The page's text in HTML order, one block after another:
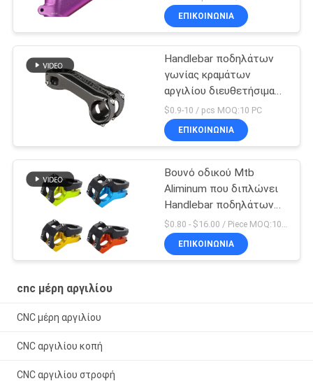
μετωπών
ΕΠΙΚΟΙΝΩΝΊΑ
Handlebar ποδηλάτων
γωνίας κραμάτων
αργιλίου διευθετήσιμα
μέρη ανακύκλωσης
ποδηλάτων μίσχων
$0.9-10 / pcs MOQ:10 PC
ΕΠΙΚΟΙΝΩΝΊΑ
Βουνό οδικού Mtb
Aliminum που διπλώνει
Handlebar ποδηλάτων
το αργίλιο -10 μίσχων
ΕΠΙΚΟΙΝΩΝΊΑ
cnc μέρη αργιλίου
CNC μέρη αργιλίου
CNC αργιλίου κοπή
CNC αργιλίου στροφή